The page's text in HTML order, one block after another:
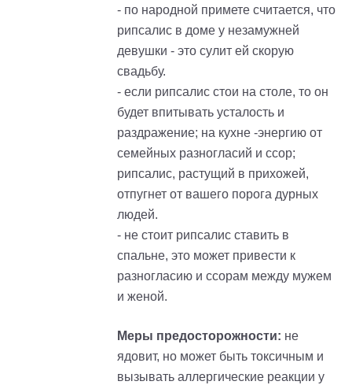
- по народной примете считается, что
рипсалис в доме у незамужней
девушки - это сулит ей скорую
свадьбу.
- если рипсалис стои на столе, то он
будет впитывать усталость и
раздражение; на кухне -энергию от
семейных разногласий и ссор;
рипсалис, растущий в прихожей,
отпугнет от вашего порога дурных
людей.
- не стоит рипсалис ставить в
спальне, это может привести к
разногласию и ссорам между мужем
и женой.
Меры предосторожности: не
ядовит, но может быть токсичным и
вызывать аллергические реакции у